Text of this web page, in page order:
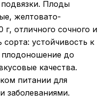
Плоды
желтовато-
г, отличного сочного и
сорта: устойчивость к
до
качества.
питании для
заболеваниями.